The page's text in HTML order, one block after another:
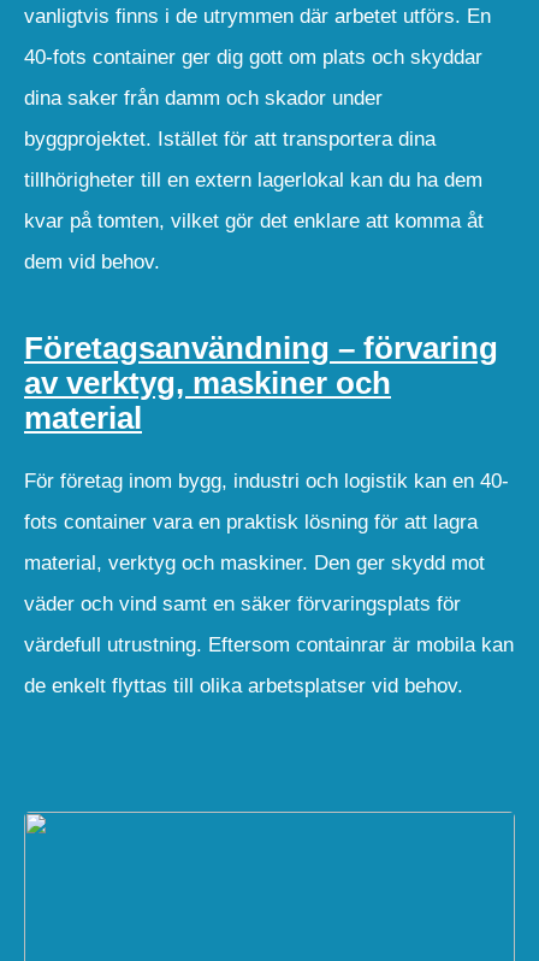
vanligtvis finns i de utrymmen där arbetet utförs. En
40-fots container ger dig gott om plats och skyddar
dina saker från damm och skador under
byggprojektet. Istället för att transportera dina
tillhörigheter till en extern lagerlokal kan du ha dem
kvar på tomten, vilket gör det enklare att komma åt
dem vid behov.
Företagsanvändning – förvaring
av verktyg, maskiner och
material
För företag inom bygg, industri och logistik kan en 40-
fots container vara en praktisk lösning för att lagra
material, verktyg och maskiner. Den ger skydd mot
väder och vind samt en säker förvaringsplats för
värdefull utrustning. Eftersom containrar är mobila kan
de enkelt flyttas till olika arbetsplatser vid behov.